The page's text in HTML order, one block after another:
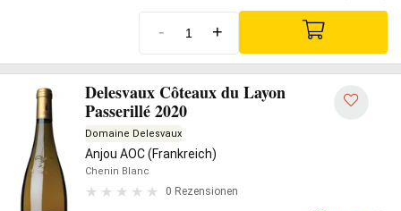
- +
Delesvaux Côteaux du Layon
Passerillé 2020
Domaine Delesvaux
Anjou AOC (Frankreich)
Chenin Blanc
0 Rezensionen